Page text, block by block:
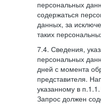
персональных
содержаться
данных, за
таких
7.4. Сведения,
персональных
дней с момента
представителя.
указанному в
Запрос должен